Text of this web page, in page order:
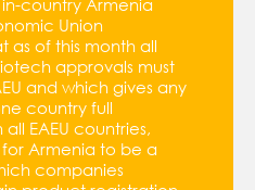
country Armenia
Union
as of this month all
approvals must
and which gives any
country full
EAEU countries,
Armenia to be a
companies